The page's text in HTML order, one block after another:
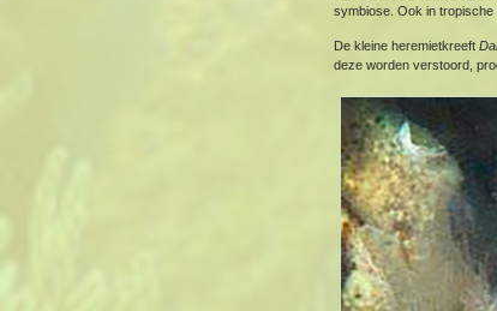
symbiose. Ook in
De kleine heremietkreeft
deze worden verstoord,